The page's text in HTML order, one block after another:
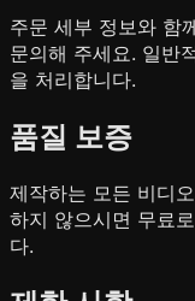
주문 세부 정보와 함
문의해 주세요. 일반
을 처리합니다.
품질 보증
제작하는 모든 비디
하지 않으시면 무료
다.